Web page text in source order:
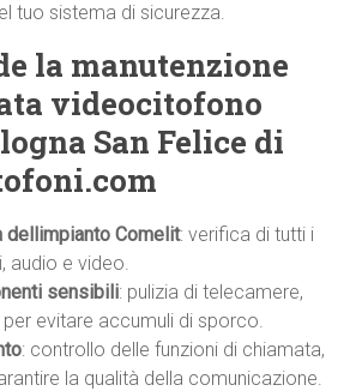
tuo sistema di sicurezza.
la manutenzione
videocitofono
San Felice di
Comelit: verifica di tutti i
audio e video.
sensibili: pulizia di telecamere,
evitare accumuli di sporco.
: controllo delle funzioni di chiamata,
la qualità della comunicazione.